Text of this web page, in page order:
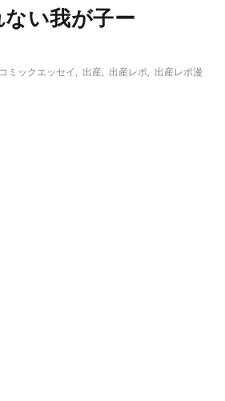
い我が子ー
コミックエッセイ 出産 出産レポ
出産レポ漫